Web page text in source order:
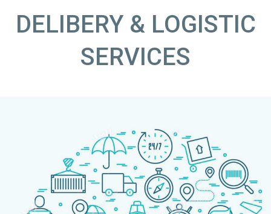
DELIBERY & LOGISTIC
SERVICES